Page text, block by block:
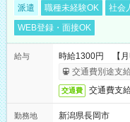
派遣 職種未経験OK 社会
WEB登録・面接OK
給与
時給1300円 【月
交通費別途支
交通費 交通費支
勤務地
新潟県長岡市